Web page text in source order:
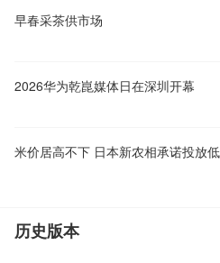
早春采茶供市场
2026华为乾崑媒体日在深圳开幕
历史版本